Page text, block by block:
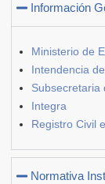
Información
Ministerio de
Intendencia
Subsecretaria
Integra
Registro Civil
Normativa